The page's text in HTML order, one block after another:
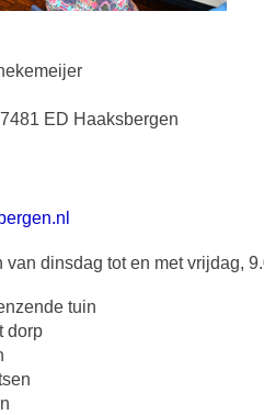
ED Haaksbergen
dinsdag tot en met vrijdag,
tuin
dorp